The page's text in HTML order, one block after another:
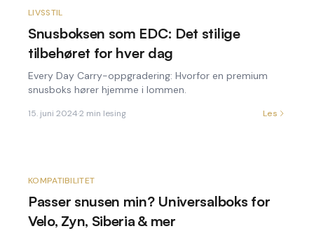
LIVSSTIL
Snusboksen som EDC: Det stilige
tilbehøret for hver dag
Every Day Carry-oppgradering: Hvorfor en premium
snusboks hører hjemme i lommen.
15. juni 2024·2 min lesing Les
KOMPATIBILITET
Passer snusen min? Universalboks for
Velo, Zyn, Siberia & mer